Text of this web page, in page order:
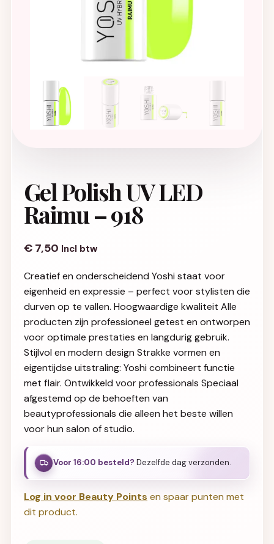
Gel Polish UV LED
Raimu – 918
€ 7,50 Incl btw
Creatief en onderscheidend Yoshi staat voor
eigenheid en expressie – perfect voor stylisten die
durven op te vallen. Hoogwaardige kwaliteit Alle
producten zijn professioneel getest en ontworpen
voor optimale prestaties en langdurig gebruik.
Stijlvol en modern design Strakke vormen en
eigentijdse uitstraling: Yoshi combineert functie
met flair. Ontwikkeld voor professionals Speciaal
afgestemd op de behoeften van
beautyprofessionals die alleen het beste willen
voor hun salon of studio.
Voor 16:00 besteld? Dezelfde dag verzonden.
Log in voor Beauty Points en spaar punten met
dit product.